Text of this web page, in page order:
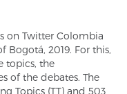
on Twitter Colombia
2019. For this,
topics, the
of the debates. The
Topics (TT) and 503